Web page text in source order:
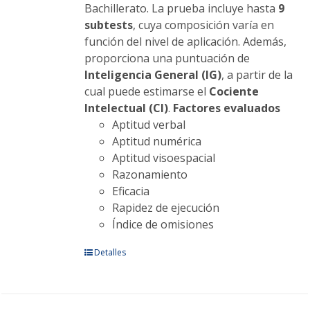
Bachillerato. La prueba incluye hasta 9
subtests, cuya composición varía en
función del nivel de aplicación. Además,
proporciona una puntuación de
Inteligencia General (IG), a partir de la
cual puede estimarse el Cociente
Intelectual (CI). Factores evaluados
Aptitud verbal
Aptitud numérica
Aptitud visoespacial
Razonamiento
Eficacia
Rapidez de ejecución
Índice de omisiones
EsteDetalles